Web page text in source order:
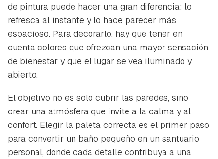
de pintura puede hacer una gran diferencia: lo
refresca al instante y lo hace parecer más
espacioso. Para decorarlo, hay que tener en
cuenta colores que ofrezcan una mayor sensación
de bienestar y que el lugar se vea iluminado y
abierto.
El objetivo no es solo cubrir las paredes, sino
crear una atmósfera que invite a la calma y al
confort. Elegir la paleta correcta es el primer paso
para convertir un baño pequeño en un santuario
personal, donde cada detalle contribuya a una